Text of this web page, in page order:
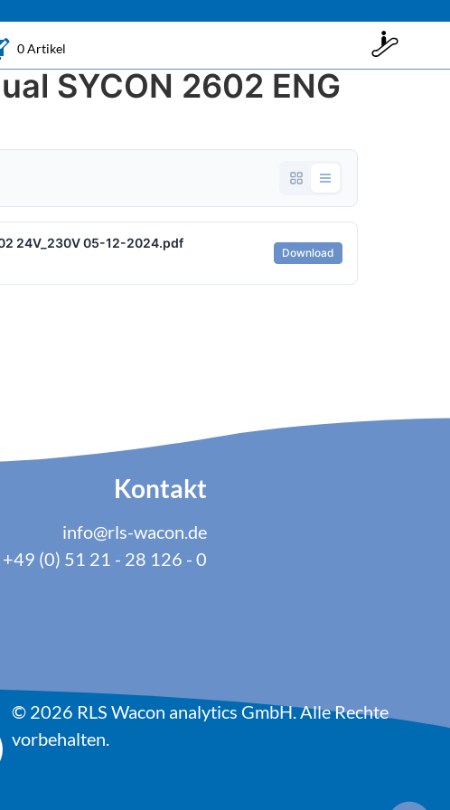
0 Artikel
SYCON 2602 ENG
24V_230V 05-12-2024.pdf
Download
Kontakt
info@rls-wacon.de
+49 (0) 51 21 - 28 126 - 0
© 2026 RLS Wacon analytics GmbH. Alle Rechte
vorbehalten.